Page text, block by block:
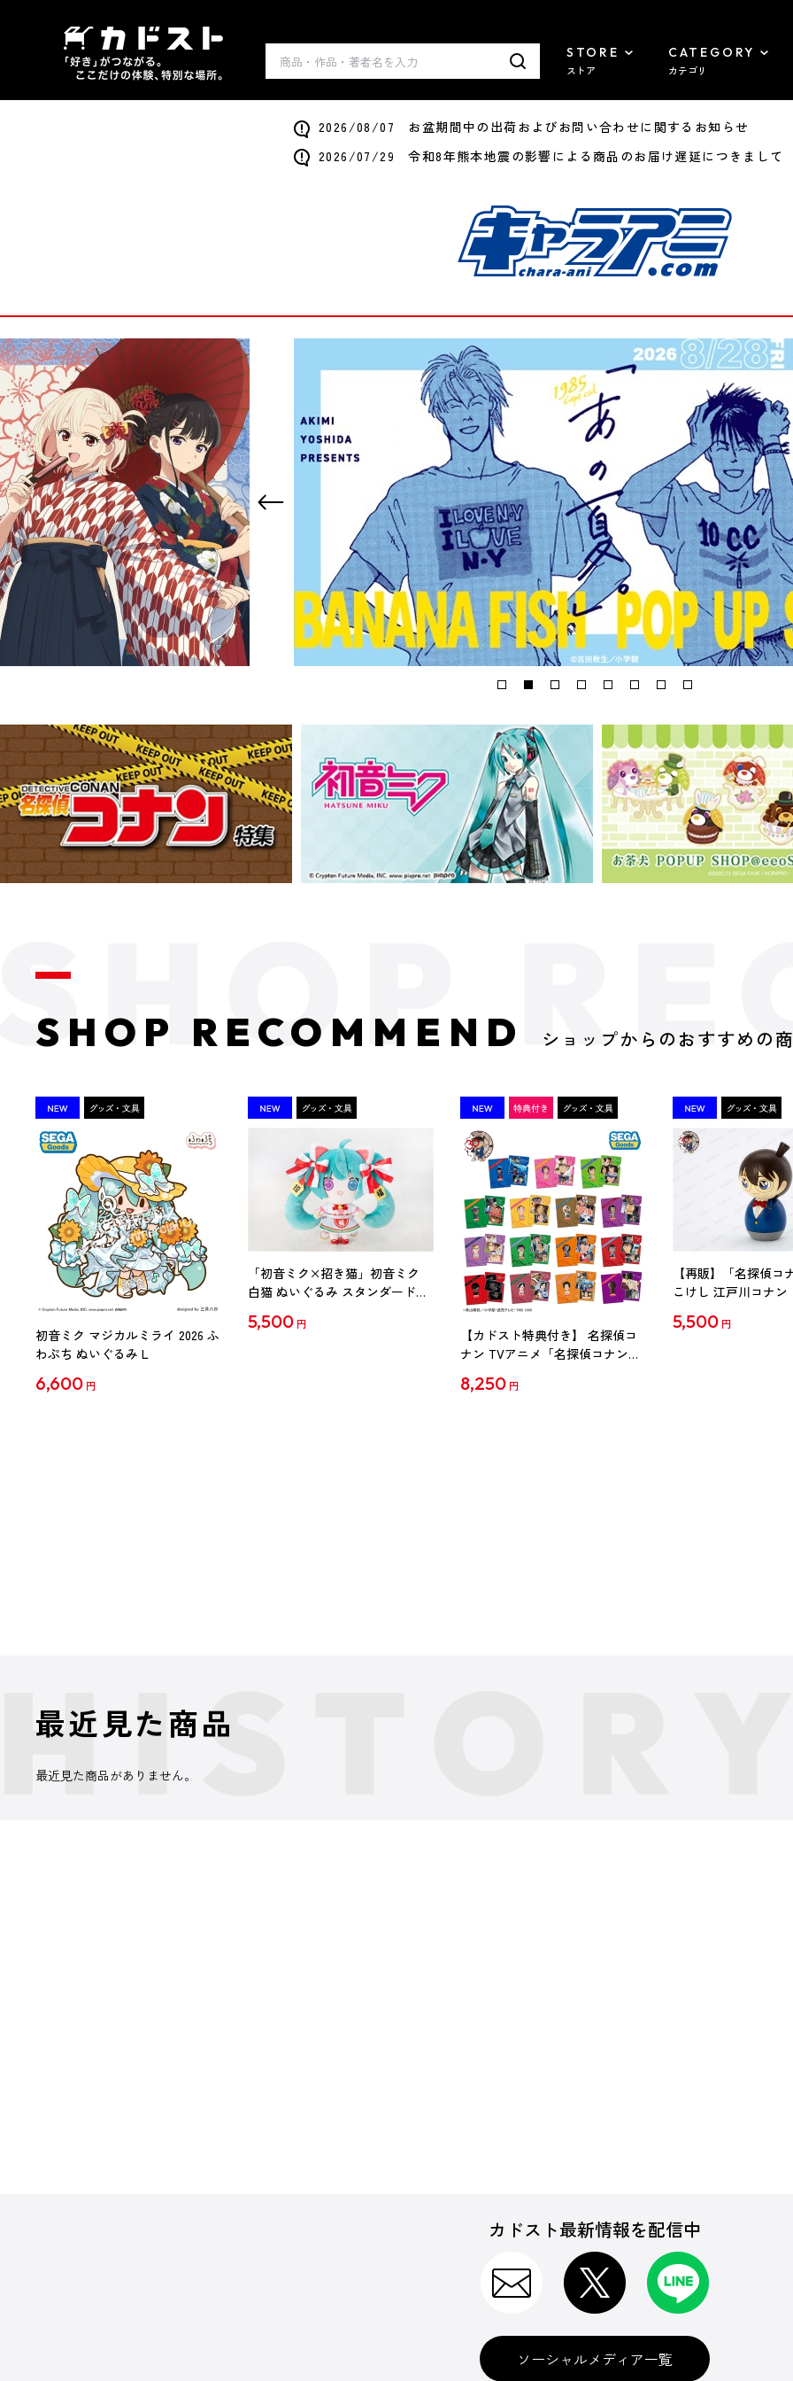
STORE
ストア
CATEGORY
カテゴリ
2026/08/07 お盆期間中の出荷およびお問い合わせに関するお知らせ
2026/07/29 令和8年熊本地震の影響による商品のお届け遅延につきまして
SHOP RECOMMEND ショップからのおすすめの
初音ミク マジカルミライ 2026 ふ
わぷち ぬいぐるみ L
6,600 円
「初音ミク×招き猫」初音ミク
白猫 ぬいぐるみ スタンダード
5,500 円
【カドスト特典付き】 名探偵コ
ナン TVアニメ「名探偵コナン」
【1BOX】
8,250 円
【再販】「名探偵コ
こけし 江戸川コナン
5,500 円
最近見た商品
最近見た商品がありません。
カドスト最新情報を配信中
ソーシャルメディア一覧